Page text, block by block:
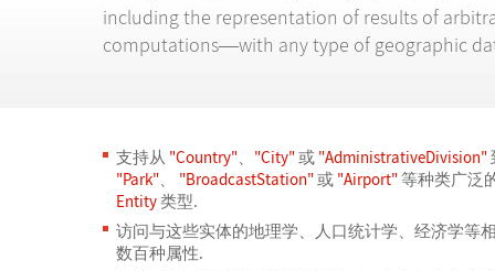
including the representation of results of
computations—with any type of geographic
支持从 "Country"、 "City"或 "AdministrativeDivision"
"Park"、 "BroadcastStation"或 "Airport"等种类广泛
Entity类型.
访问与这些实体的地理学、人口统计学、经济学等
数百种属性.